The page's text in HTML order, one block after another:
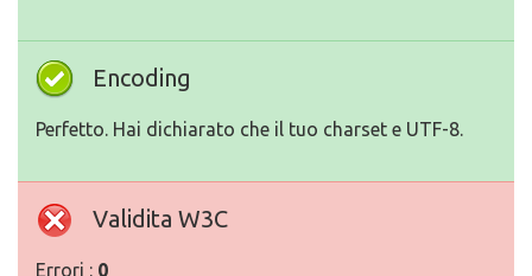
Encoding
Perfetto. Hai dichiarato che il tuo charset e UTF-8.
Validita W3C
Errori : 0